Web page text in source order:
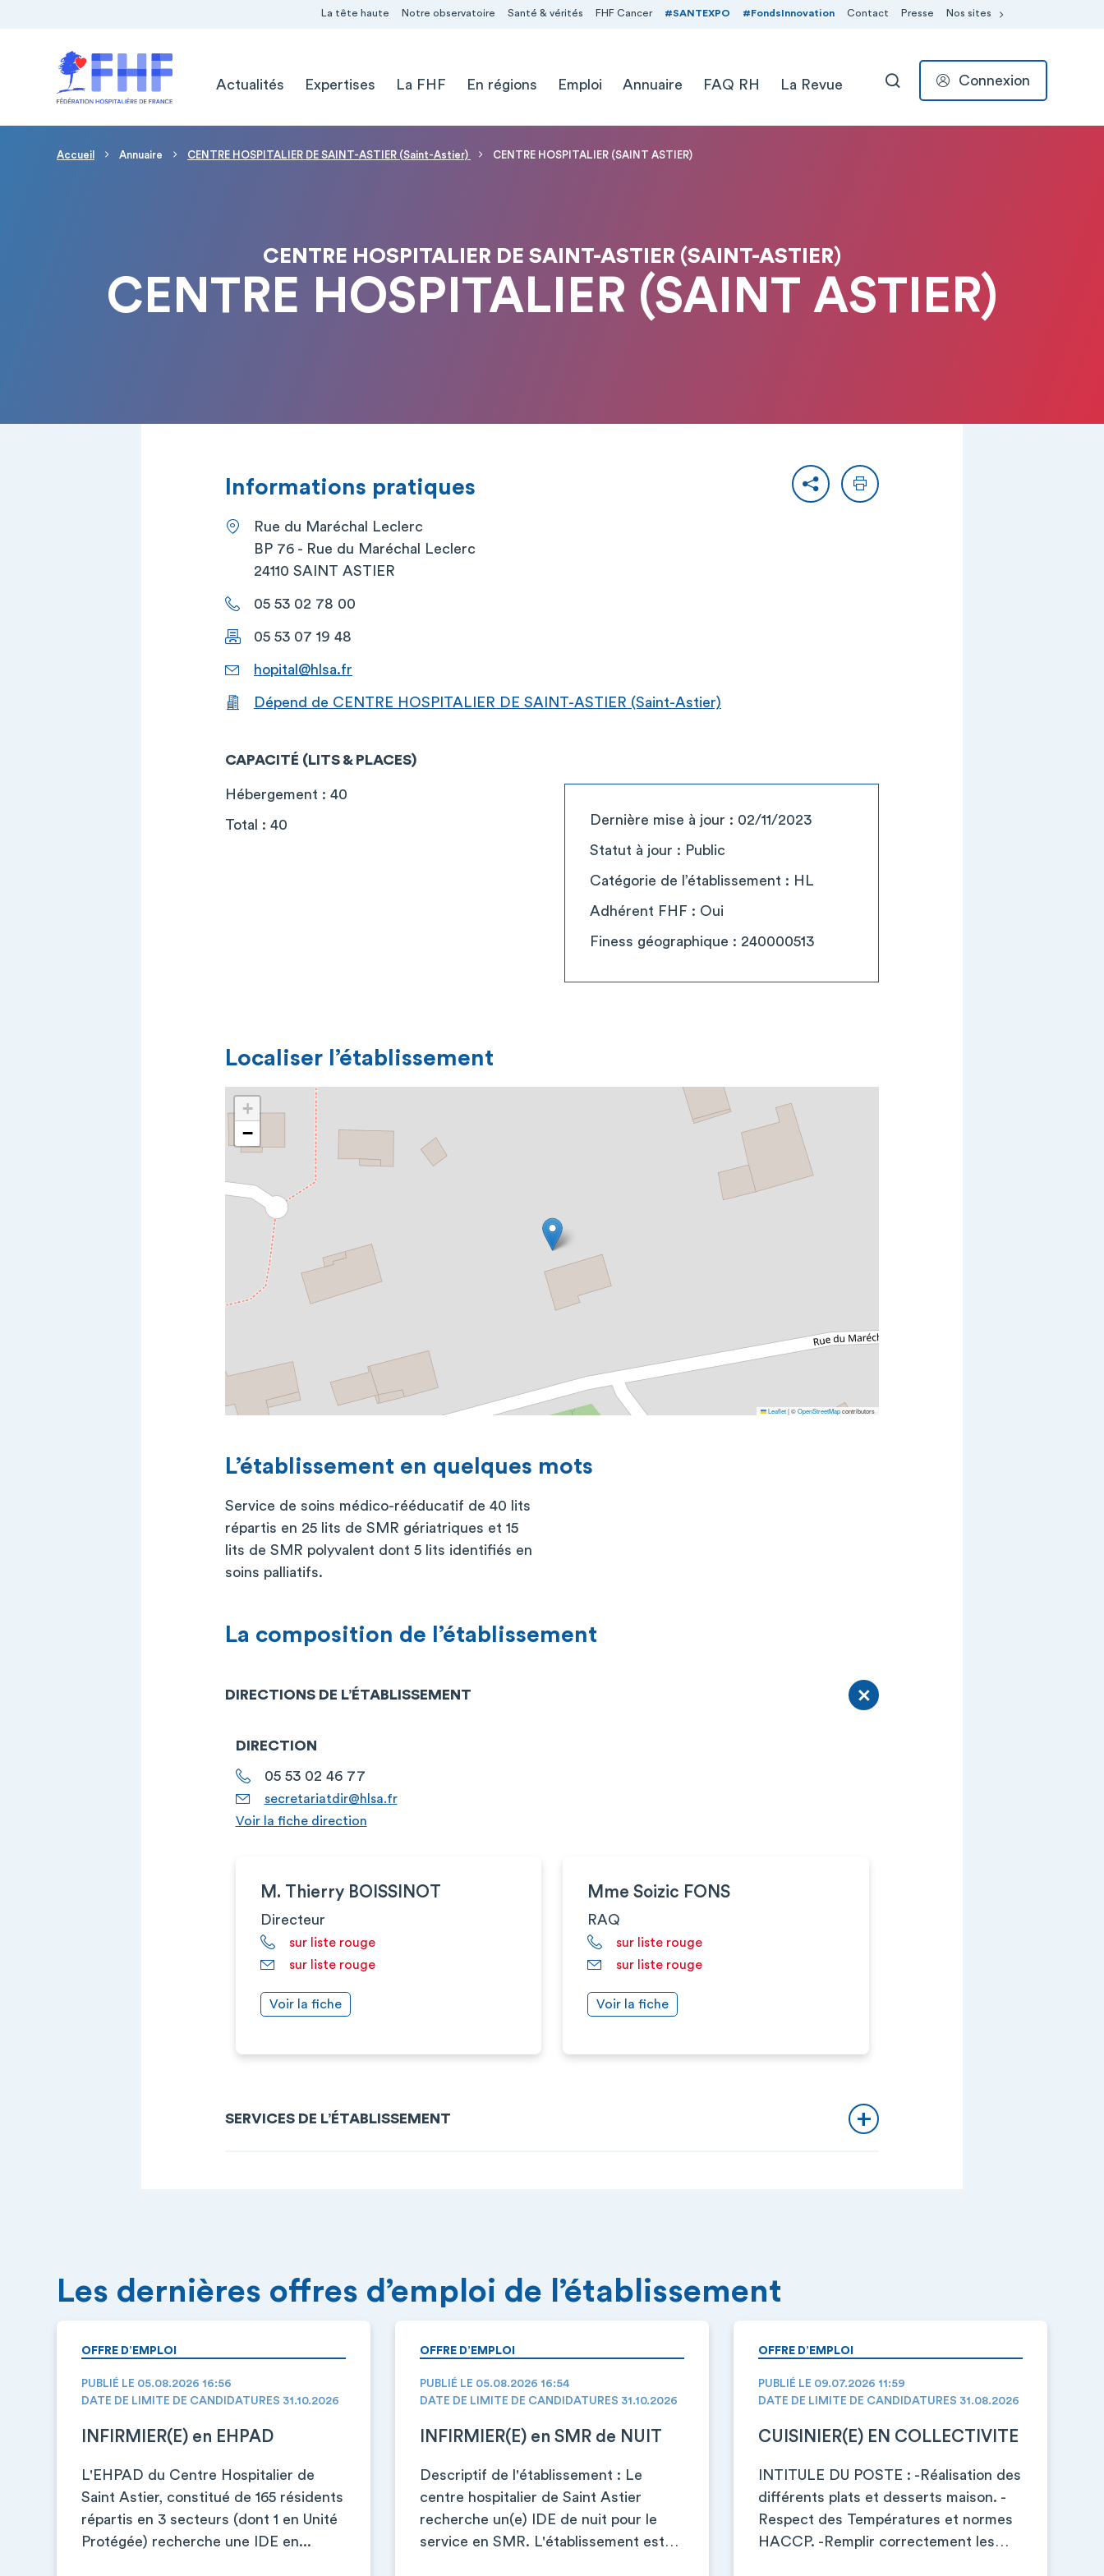
La tête haute Notre observatoire Santé & vérités FHF Cancer #SANTEXPO #FondsInnovation Contact Presse Nos sites
Actualités
Expertises La FHF En régions Emploi Annuaire FAQ RH La Revue RECHERCHER
Connexion
Fil d'Ariane
Accueil Annuaire CENTRE HOSPITALIER DE SAINT-ASTIER (Saint-Astier) CENTRE HOSPITALIER (SAINT ASTIER)
CENTRE HOSPITALIER DE SAINT-ASTIER (SAINT-ASTIER)
CENTRE HOSPITALIER (SAINT ASTIER)
PartagerImprimer
Informations pratiques
Rue du Maréchal Leclerc
BP 76 - Rue du Maréchal Leclerc
24110 SAINT ASTIER
05 53 02 78 00
05 53 07 19 48
hopital@hlsa.fr
Dépend de CENTRE HOSPITALIER DE SAINT-ASTIER (Saint-Astier)
CAPACITÉ (LITS & PLACES)
Hébergement : 40
Total : 40 Dernière mise à jour : 02/11/2023
Statut à jour : Public
Catégorie de l’établissement : HL
Adhérent FHF : Oui
Finess géographique : 240000513
Localiser l’établissement
+
−
Leaflet|©OpenStreetMapcontributors
L’établissement en quelques mots
Service de soins médico-rééducatif de 40 lits
répartis en 25 lits de SMR gériatriques et 15
lits de SMR polyvalent dont 5 lits identifiés en
soins palliatifs.
La composition de l’établissement
DIRECTIONS DE L’ÉTABLISSEMENT
DIRECTION
05 53 02 46 77
secretariatdir@hlsa.fr
Voir la fiche direction
M. Thierry BOISSINOT
Directeur
sur liste rouge
sur liste rouge
Voir la fiche
Mme Soizic FONS
RAQ
sur liste rouge
sur liste rouge
Voir la fiche
SERVICES DE L’ÉTABLISSEMENT
Les dernières offres d’emploi de l’établissement
OFFRE D’EMPLOI
PUBLIÉ LE 05.08.2026 16:56
DATE DE LIMITE DE CANDIDATURES 31.10.2026
INFIRMIER(E) en EHPAD
L'EHPAD du Centre Hospitalier de
Saint Astier, constitué de 165 résidents
répartis en 3 secteurs (dont 1 en Unité
Protégée) recherche une IDE en...
OFFRE D’EMPLOI
PUBLIÉ LE 05.08.2026 16:54
DATE DE LIMITE DE CANDIDATURES 31.10.2026
INFIRMIER(E) en SMR de NUIT
Descriptif de l'établissement : Le
centre hospitalier de Saint Astier
recherche un(e) IDE de nuit pour le
service en SMR. L'établissement est…
OFFRE D’EMPLOI
PUBLIÉ LE 09.07.2026 11:59
DATE DE LIMITE DE CANDIDATURES 31.08.2026
CUISINIER(E) EN COLLECTIVITE
INTITULE DU POSTE : -Réalisation des
différents plats et desserts maison. -
Respect des Températures et normes
HACCP. -Remplir correctement les…